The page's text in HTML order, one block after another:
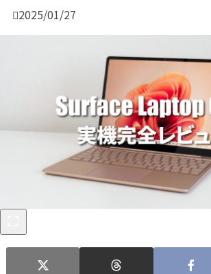
2025/01/27